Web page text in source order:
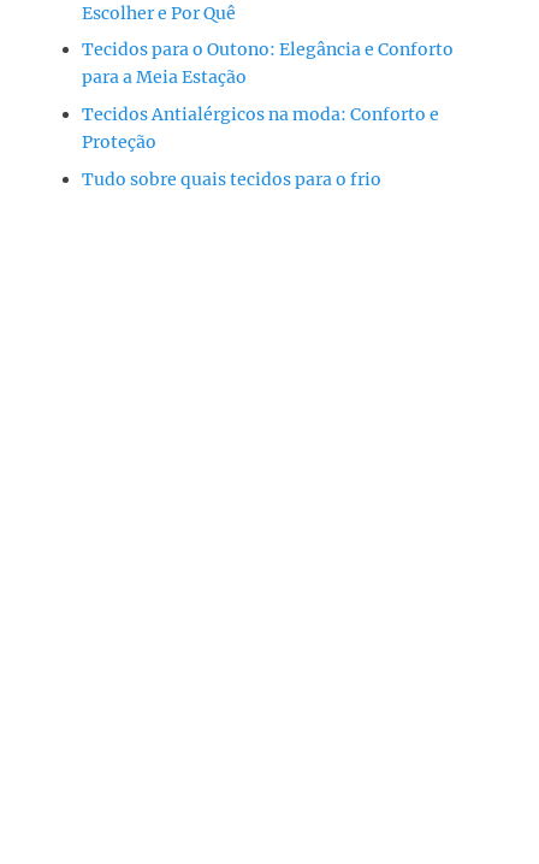
Escolher e Por Quê
Tecidos para o Outono: Elegância e Conforto
para a Meia Estação
Tecidos Antialérgicos na moda: Conforto e
Proteção
Tudo sobre quais tecidos para o frio